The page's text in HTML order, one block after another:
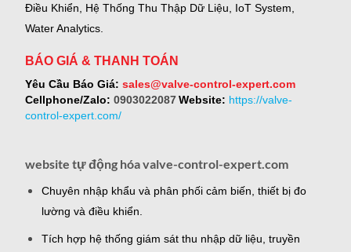
Điều Khiển, Hệ Thống Thu Thập Dữ Liệu, IoT System,
Water Analytics.
BÁO GIÁ & THANH TOÁN
Yêu Cầu Báo Giá: sales@valve-control-expert.com
Cellphone/Zalo: 0903022087 Website: https://valve-
control-expert.com/
website tự động hóa valve-control-expert.com
Chuyên nhập khẩu và phân phối cảm biến, thiết bị đo
lường và điều khiển.
Tích hợp hệ thống giám sát thu nhập dữ liệu, truyền